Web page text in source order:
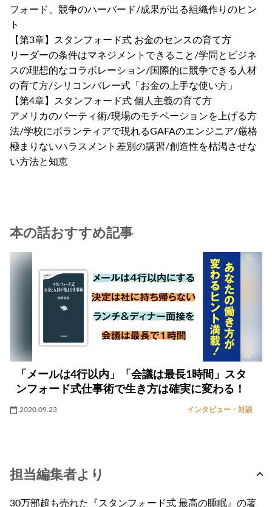
フォード、競争のハーバード/成果が出る組織作りのヒン
ト
【第3章】スタンフォード式 お金のセンスの育て方
リーダーの条件はマネジメントできること/学問とビジネ
スの理想的なコラボレーション/国際的に競争できる人材
の育て方/シリコンバレー式「お金の上手な使い方」
【第4章】スタンフォード式 個人主義の育て方
アメリカのパーティ術/現場のモチベーションを上げる方
法/学校にボランティアで現れるGAFAのエンジニア/厳格
極まりないハラスメント差別の講習/創造性を枯渇させな
い方法と知恵
本の話おすすめ記事
「メールは4行以内」「会議は最長1時間」スタ
ンフォード式仕事術で生き方は確実に変わる！
2020.09.23 インタビュー・対談
担当編集者より
30万部超も売れた『スタンフォード式 最高の睡眠』の著